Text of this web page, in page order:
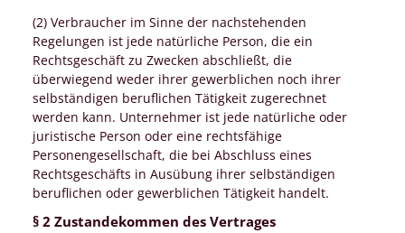
(2) Verbraucher im Sinne der nachstehenden
Regelungen ist jede natürliche Person, die ein
Rechtsgeschäft zu Zwecken abschließt, die
überwiegend weder ihrer gewerblichen noch ihrer
selbständigen beruflichen Tätigkeit zugerechnet
werden kann. Unternehmer ist jede natürliche oder
juristische Person oder eine rechtsfähige
Personengesellschaft, die bei Abschluss eines
Rechtsgeschäfts in Ausübung ihrer selbständigen
beruflichen oder gewerblichen Tätigkeit handelt.
§ 2 Zustandekommen des Vertrages